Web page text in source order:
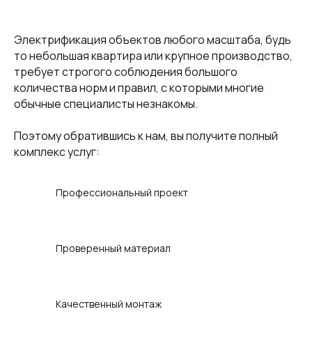
Электрификация объектов любого масштаба, будь
то небольшая квартира или крупное производство,
требует строгого соблюдения большого
количества норм и правил, с которыми многие
обычные специалисты незнакомы.
Поэтому обратившись к нам, вы получите полный
комплекс услуг:
Профессиональный проект
Проверенный материал
Качественный монтаж